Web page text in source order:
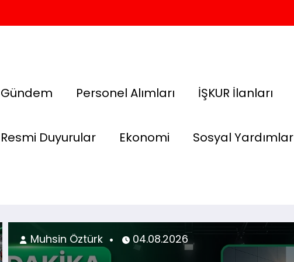
Gündem Personel Alımları İŞKUR İlanları
Resmi Duyurular Ekonomi Sosyal Yardımlar
Muhsin Öztürk 27.07.2026